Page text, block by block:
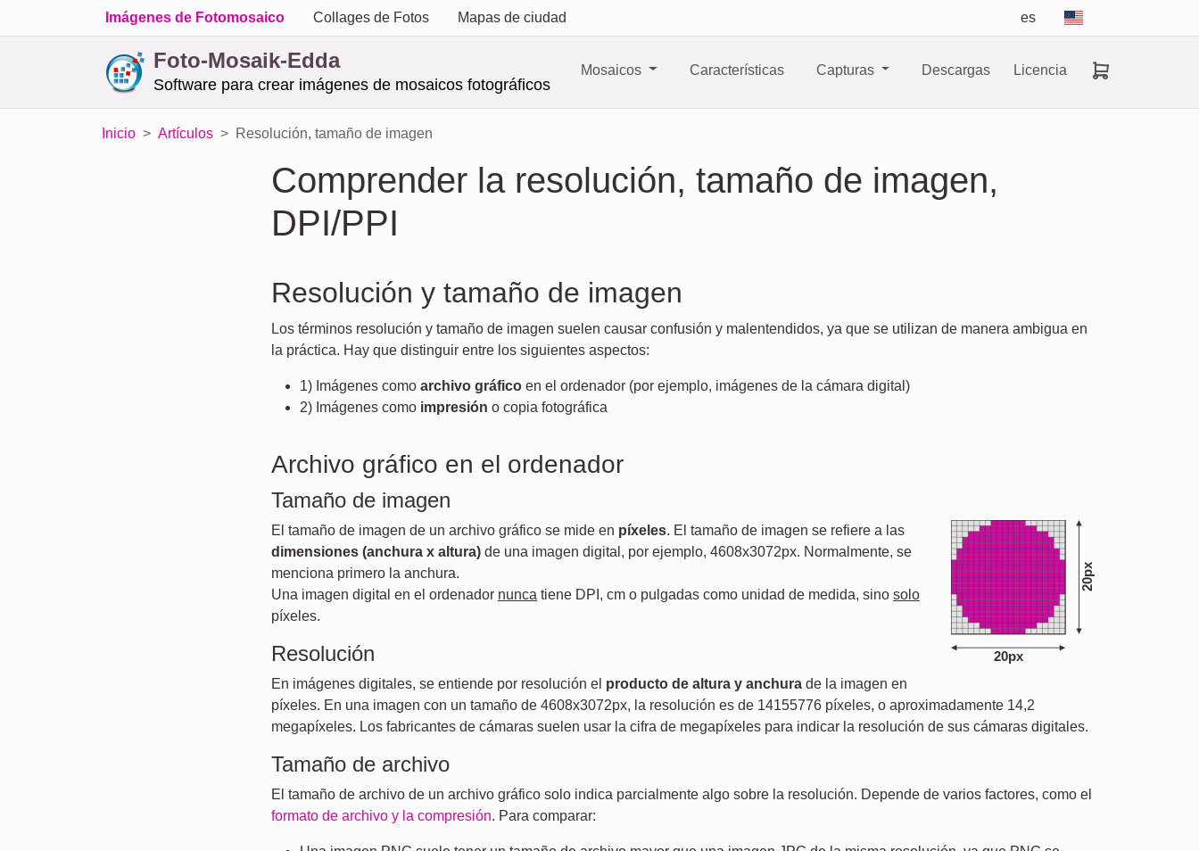
Imágenes de Fotomosaico Collages de Fotos Mapas de ciudad es
Foto-Mosaik-Edda
Software para crear imágenes de mosaicos fotográficos
Mosaicos Características Capturas Descargas Licencia
Inicio Artículos Resolución, tamaño de imagen
Comprender la resolución, tamaño de imagen,
DPI/PPI
Resolución y tamaño de imagen
Los términos resolución y tamaño de imagen suelen causar confusión y malentendidos, ya que se utilizan de manera ambigua en
la práctica. Hay que distinguir entre los siguientes aspectos:
1) Imágenes como archivo gráfico en el ordenador (por ejemplo, imágenes de la cámara digital)
2) Imágenes como impresión o copia fotográfica
Archivo gráfico en el ordenador
Tamaño de imagen
20px
20px
El tamaño de imagen de un archivo gráfico se mide en píxeles. El tamaño de imagen se refiere a las
dimensiones (anchura x altura) de una imagen digital, por ejemplo, 4608x3072px. Normalmente, se
menciona primero la anchura.
Una imagen digital en el ordenador nunca tiene DPI, cm o pulgadas como unidad de medida, sino solo
píxeles.
Resolución
En imágenes digitales, se entiende por resolución el producto de altura y anchura de la imagen en
píxeles. En una imagen con un tamaño de 4608x3072px, la resolución es de 14155776 píxeles, o aproximadamente 14,2
megapíxeles. Los fabricantes de cámaras suelen usar la cifra de megapíxeles para indicar la resolución de sus cámaras digitales.
Tamaño de archivo
El tamaño de archivo de un archivo gráfico solo indica parcialmente algo sobre la resolución. Depende de varios factores, como el
formato de archivo y la compresión. Para comparar: